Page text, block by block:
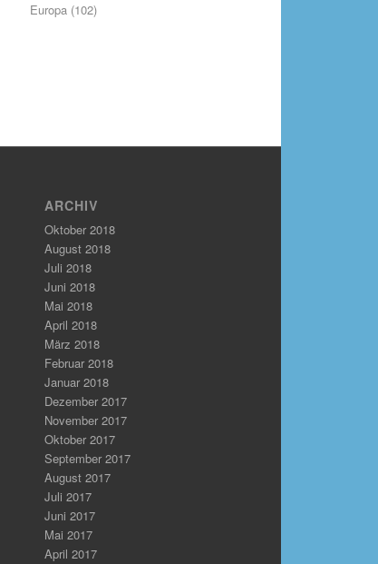
Europa(102)
ARCHIV
Oktober 2018
August 2018
Juli 2018
Juni 2018
Mai 2018
April 2018
März 2018
Februar 2018
Januar 2018
Dezember 2017
November 2017
Oktober 2017
September 2017
August 2017
Juli 2017
Juni 2017
Mai 2017
April 2017